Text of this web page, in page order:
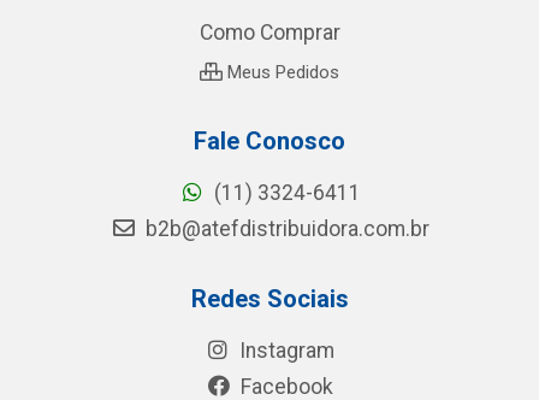
Como Comprar
Meus Pedidos
Fale Conosco
(11) 3324-6411
b2b@atefdistribuidora.com.br
Redes Sociais
Instagram
Facebook